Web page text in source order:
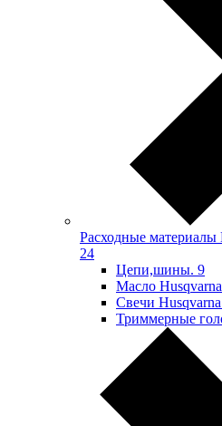
Расходные материалы
24
Цепи,шины. 9
Масло Husqvarna
Свечи Husqvarna
Триммерные